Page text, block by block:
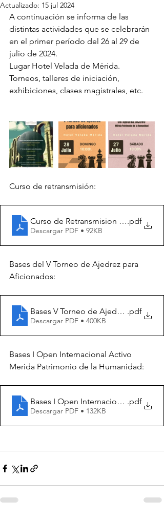
Actualizado: 15 jul 2024
A continuación se informa de las
distintas actividades que se celebrarán
en el primer período del 26 al 29 de
julio de 2024.
Lugar Hotel Velada de Mérida.
Torneos, talleres de iniciación,
exhibiciones, clases magistrales, etc.
Curso de retransmisión:
Curso de Retransmision 2ª Edicion
.pdf
Descargar PDF • 92KB
Bases del V Torneo de Ajedrez para
Aficionados:
Bases V Torneo de Ajedrez
.pdf
Descargar PDF • 400KB
Bases I Open Internacional Activo
Merida Patrimonio de la Humanidad:
Bases I Open Internacional Activo
.pdf
Descargar PDF • 132KB